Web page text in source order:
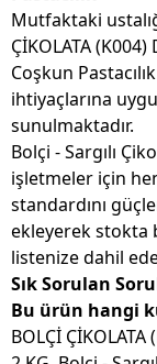
Mutfaktaki
ÇİKOLATA (K004)
Coşkun
ihtiyaçlarına
sunulmaktadır.
Bolçi - Sargılı
işletmeler için
standardını
ekleyerek stokta
listenize dahil
Sık Sorulan
Bu ürün hangi
BOLÇİ ÇİKOLATA